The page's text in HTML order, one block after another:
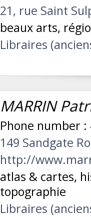
21, rue Saint
beaux arts,
Libraires
MARRIN
Phone number :
149 Sandgate
http://
atlas & cartes,
topographie
Libraires